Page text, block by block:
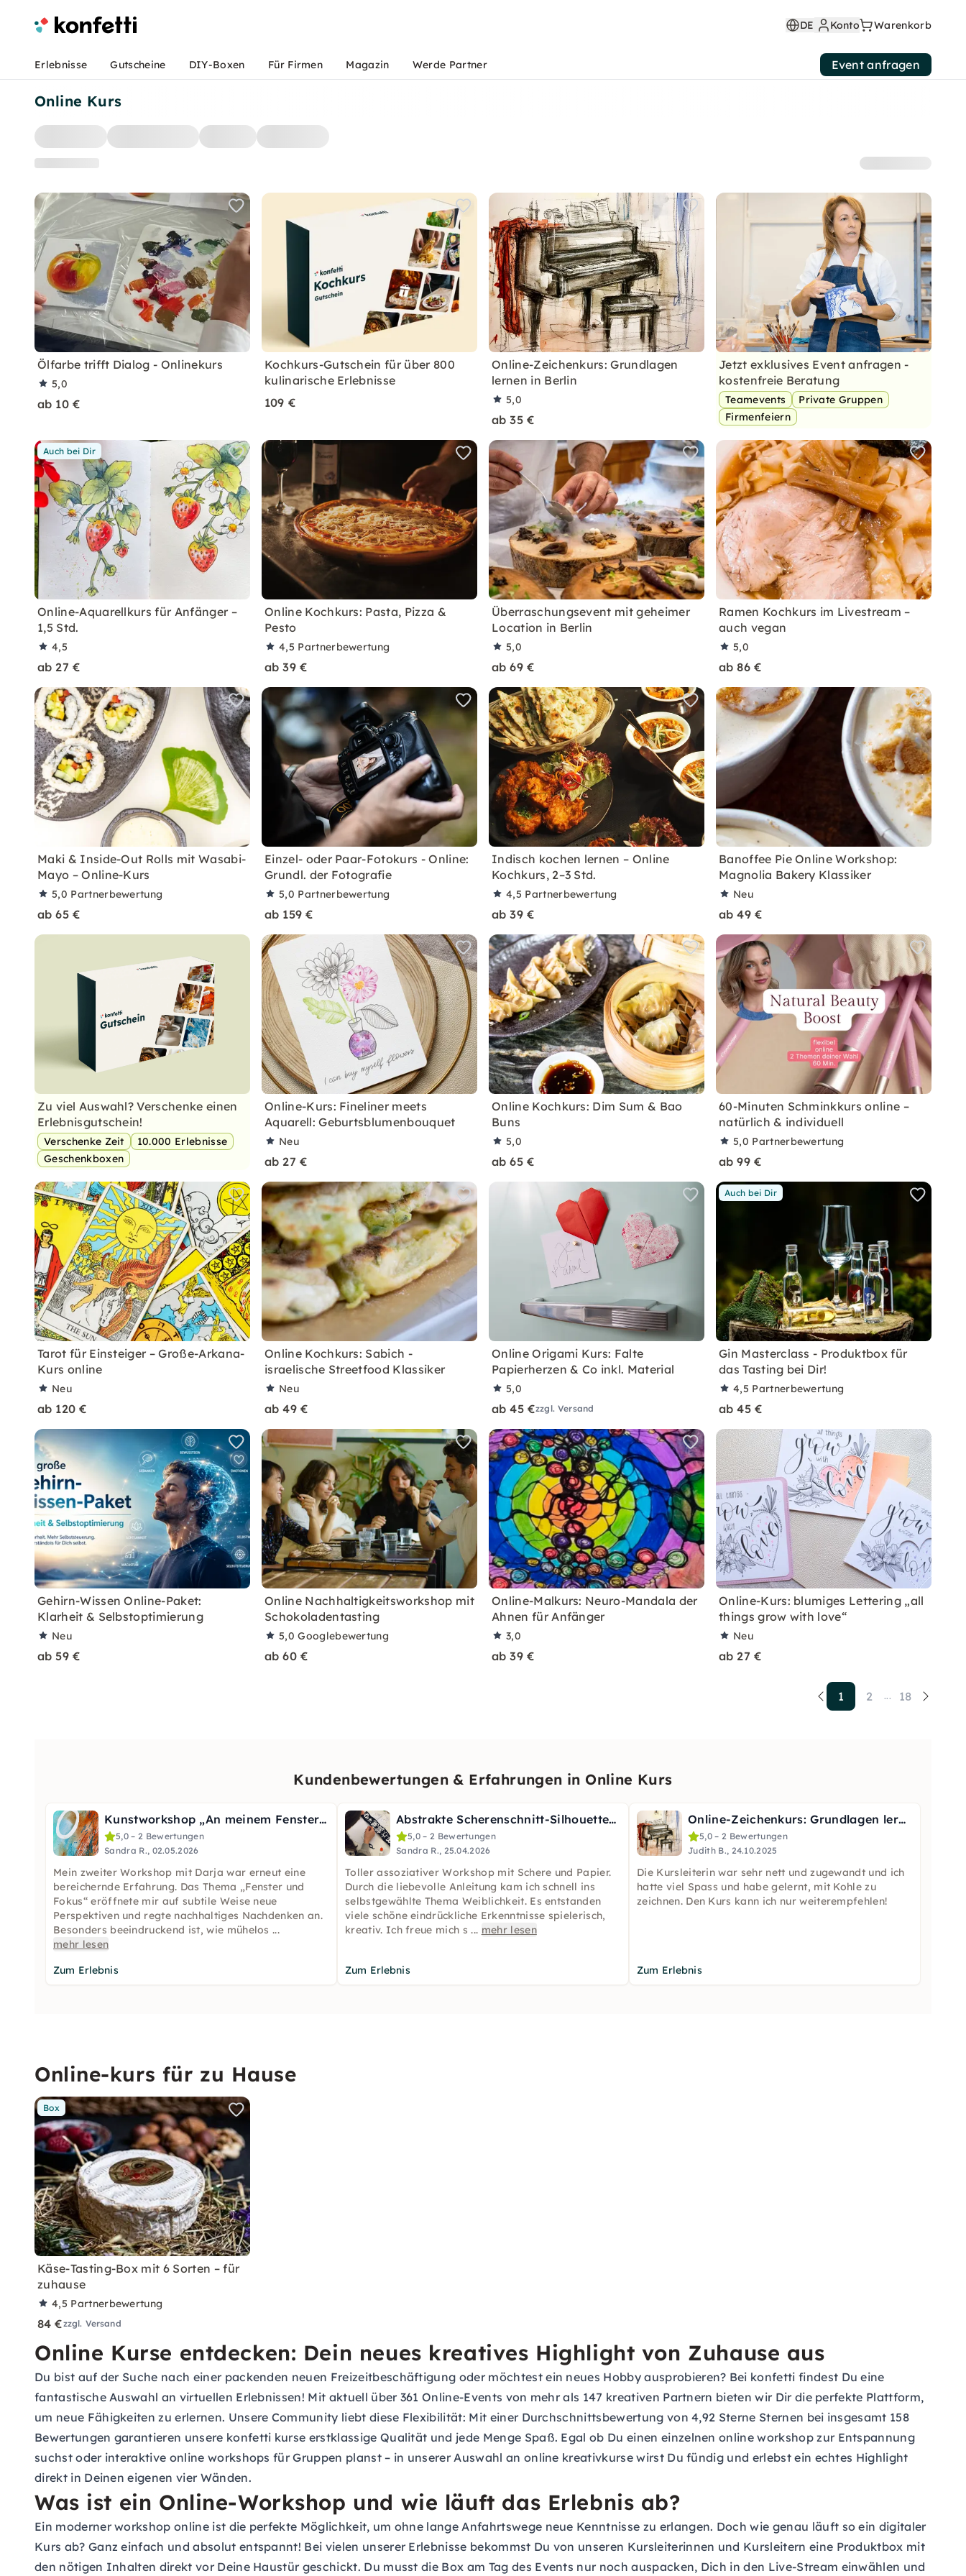
Online Kurs
Ölfarbe trifft Dialog - Onlinekurs
5,0
ab 10 €
Kochkurs-Gutschein für über 800
kulinarische Erlebnisse
109 €
Online-Zeichenkurs: Grundlagen
lernen in Berlin
5,0
ab 35 €
Jetzt exklusives Event anfragen -
kostenfreie Beratung
Teamevents
Private Gruppen
Firmenfeiern
Auch bei Dir
Online-Aquarellkurs für Anfänger –
1,5 Std.
4,5
ab 27 €
Online Kochkurs: Pasta, Pizza &
Pesto
4,5 Partnerbewertung
ab 39 €
Überraschungsevent mit geheimer
Location in Berlin
5,0
ab 69 €
Ramen Kochkurs im Livestream –
auch vegan
5,0
ab 86 €
Maki & Inside-Out Rolls mit Wasabi-
Mayo – Online-Kurs
5,0 Partnerbewertung
ab 65 €
Einzel- oder Paar-Fotokurs - Online:
Grundl. der Fotografie
5,0 Partnerbewertung
ab 159 €
Indisch kochen lernen – Online
Kochkurs, 2–3 Std.
4,5 Partnerbewertung
ab 39 €
Banoffee Pie Online Workshop:
Magnolia Bakery Klassiker
Neu
ab 49 €
Zu viel Auswahl? Verschenke einen
Erlebnisgutschein!
Verschenke Zeit
10.000 Erlebnisse
Geschenkboxen
Online-Kurs: Fineliner meets
Aquarell: Geburtsblumenbouquet
Neu
ab 27 €
Online Kochkurs: Dim Sum & Bao
Buns
5,0
ab 65 €
60-Minuten Schminkkurs online –
natürlich & individuell
5,0 Partnerbewertung
ab 99 €
Tarot für Einsteiger – Große-Arkana-
Kurs online
Neu
ab 120 €
Online Kochkurs: Sabich -
israelische Streetfood Klassiker
Neu
ab 49 €
Online Origami Kurs: Falte
Papierherzen & Co inkl. Material
5,0
ab 45 €zzgl. Versand
Auch bei Dir
Gin Masterclass - Produktbox für
das Tasting bei Dir!
4,5 Partnerbewertung
ab 45 €
Gehirn-Wissen Online-Paket:
Klarheit & Selbstoptimierung
Neu
ab 59 €
Online Nachhaltigkeitsworkshop mit
Schokoladentasting
5,0Googlebewertung
ab 60 €
Online-Malkurs: Neuro-Mandala der
Ahnen für Anfänger
3,0
ab 39 €
Online-Kurs: blumiges Lettering „all
things grow with love“
Neu
ab 27 €
1 2 ... 18
Kundenbewertungen & Erfahrungen in Online Kurs
Kunstworkshop „An meinem Fenster“ - online
5,0 – 2 Bewertungen
Sandra R., 02.05.2026
Mein zweiter Workshop mit Darja war erneut eine
bereichernde Erfahrung. Das Thema „Fenster und
Fokus“ eröffnete mir auf subtile Weise neue
Perspektiven und regte nachhaltiges Nachdenken an.
Besonders beeindruckend ist, wie mühelos ...
mehr lesen
Zum Erlebnis
Abstrakte Scherenschnitt-Silhouetten – Online-Kurs
5,0 – 2 Bewertungen
Sandra R., 25.04.2026
Toller assoziativer Workshop mit Schere und Papier.
Durch die liebevolle Anleitung kam ich schnell ins
selbstgewählte Thema Weiblichkeit. Es entstanden
viele schöne eindrückliche Erkenntnisse spielerisch,
kreativ. Ich freue mich s ... mehr lesen
Zum Erlebnis
Online-Zeichenkurs: Grundlagen lernen in Berlin
5,0 – 2 Bewertungen
Judith B., 24.10.2025
Die Kursleiterin war sehr nett und zugewandt und ich
hatte viel Spass und habe gelernt, mit Kohle zu
zeichnen. Den Kurs kann ich nur weiterempfehlen!
Zum Erlebnis
Online-kurs für zu Hause
Box
Käse-Tasting-Box mit 6 Sorten – für
zuhause
4,5 Partnerbewertung
84 €zzgl. Versand
Online Kurse entdecken: Dein neues kreatives Highlight von Zuhause aus
Du bist auf der Suche nach einer packenden neuen Freizeitbeschäftigung oder möchtest ein neues Hobby ausprobieren? Bei konfetti findest Du eine
fantastische Auswahl an virtuellen Erlebnissen! Mit aktuell über 361 Online-Events von mehr als 147 kreativen Partnern bieten wir Dir die perfekte Plattform,
um neue Fähigkeiten zu erlernen. Unsere Community liebt diese Flexibilität: Mit einer Durchschnittsbewertung von 4,92 Sterne Sternen bei insgesamt 158
Bewertungen garantieren unsere konfetti kurse erstklassige Qualität und jede Menge Spaß. Egal ob Du einen einzelnen online workshop zur Entspannung
suchst oder interaktive online workshops für Gruppen planst – in unserer Auswahl an online kreativkurse wirst Du fündig und erlebst ein echtes Highlight
direkt in Deinen eigenen vier Wänden.
Was ist ein Online-Workshop und wie läuft das Erlebnis ab?
Ein moderner workshop online ist die perfekte Möglichkeit, um ohne lange Anfahrtswege neue Kenntnisse zu erlangen. Doch wie genau läuft so ein digitaler
Kurs ab? Ganz einfach und absolut entspannt! Bei vielen unserer Erlebnisse bekommst Du von unseren Kursleiterinnen und Kursleitern eine Produktbox mit
den nötigen Inhalten direkt vor Deine Haustür geschickt. Du musst die Box am Tag des Events nur noch auspacken, Dich in den Live-Stream einwählen und
DE Konto Warenkorb
Erlebnisse Gutscheine DIY-Boxen Für Firmen Magazin Werde Partner Event anfragen